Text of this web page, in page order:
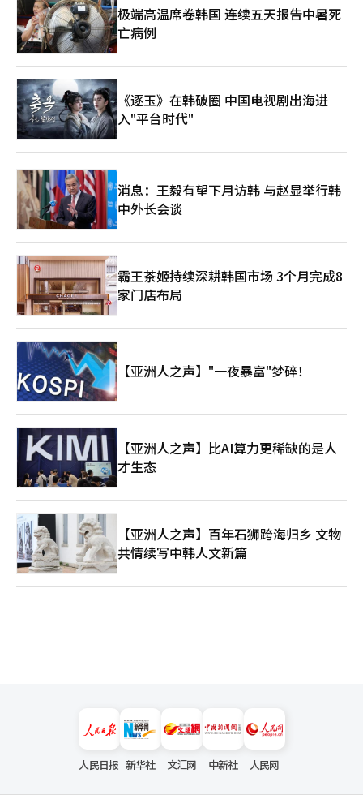
极端高温席卷韩国 连续五天报告中暑死
亡病例
《逐玉》在韩破圈 中国电视剧出海进
入"平台时代"
消息：王毅有望下月访韩 与赵显举行韩
中外长会谈
霸王茶姬持续深耕韩国市场 3个月完成8
家门店布局
【亚洲人之声】"一夜暴富"梦碎！
【亚洲人之声】比AI算力更稀缺的是人
才生态
【亚洲人之声】百年石狮跨海归乡 文物
共情续写中韩人文新篇
人民日报 新华社 文汇网 中新社 人民网